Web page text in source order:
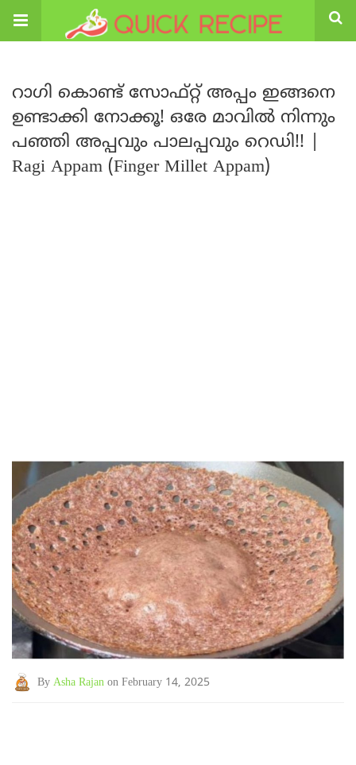
റാഗി കൊണ്ട് സോഫ്റ്റ് അപ്പം ഇങ്ങനെ
ഉണ്ടാക്കി നോക്കൂ! ഒരേ മാവിൽ നിന്നും
പഞ്ഞി അപ്പവും പാലപ്പവും റെഡി!! |
Ragi Appam (Finger Millet Appam)
By Asha Rajan on February 14, 2025